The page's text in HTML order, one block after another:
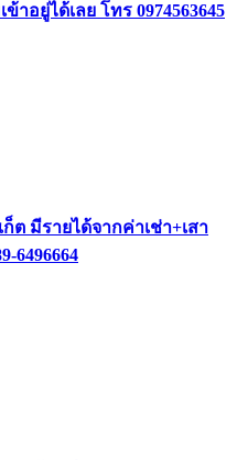
าอยู่ได้เลย โทร 0974563645
ต มีรายได้จากค่าเช่า+เสา
6496664